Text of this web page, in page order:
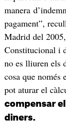
manera
pagament”,
Madrid del
Constitucional i
no es lliuren els
cosa que
pot aturar el
compensar
diners.